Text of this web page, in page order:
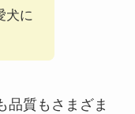
犬に
品質もさまざま